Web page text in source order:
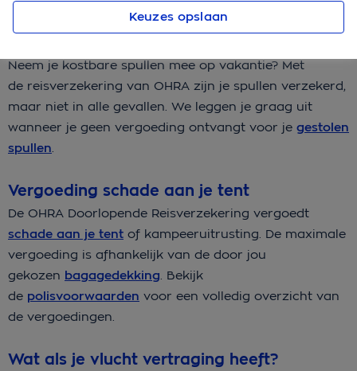
Neem je kostbare spullen mee op vakantie? Met
de reisverzekering van OHRA zijn je spullen verzekerd,
maar niet in alle gevallen. We leggen je graag uit
wanneer je geen vergoeding ontvangt voor je gestolen
spullen
Vergoeding schade aan je tent
De OHRA Doorlopende Reisverzekering vergoedt
schade aan je tent of kampeeruitrusting. De maximale
vergoeding is afhankelijk van de door jou
gekozen bagagedekking. Bekijk
de polisvoorwaarden voor een volledig overzicht van
de vergoedingen.
Wat als je vlucht vertraging heeft?
Keuzes opslaan